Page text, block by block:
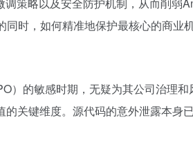
时，如何精准地保护最核心的商业机
）的敏感时期，无疑为其公司治理
的关键维度。源代码的意外泄露本身